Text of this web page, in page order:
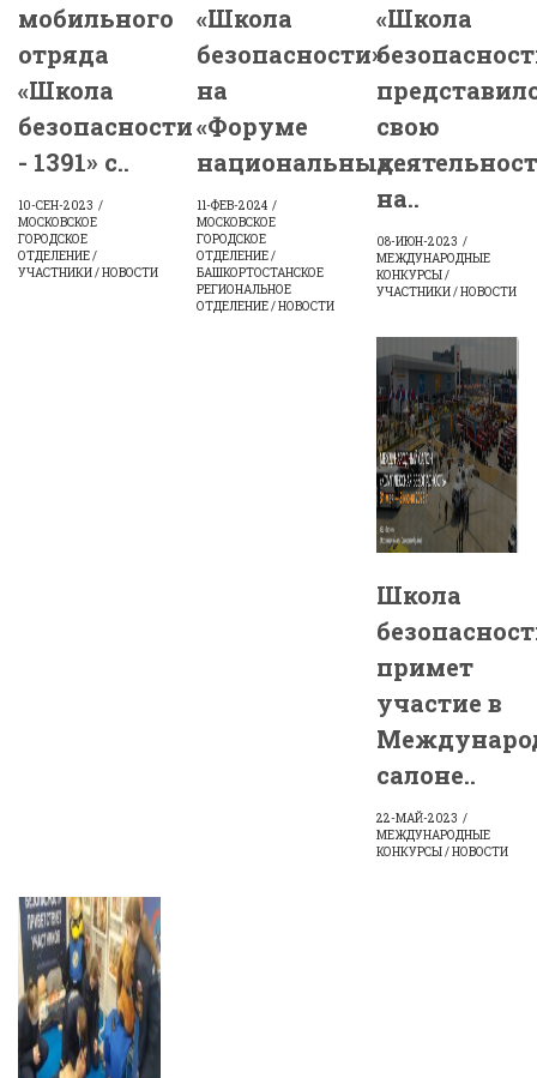
мобильного
отряда
«Школа
безопасности
- 1391» с..
10-СЕН-2023
МОСКОВСКОЕ
ГОРОДСКОЕ
ОТДЕЛЕНИЕ /
УЧАСТНИКИ / НОВОСТИ
«Школа
безопасности»
на
«Форуме
национальных..
11-ФЕВ-2024
МОСКОВСКОЕ
ГОРОДСКОЕ
ОТДЕЛЕНИЕ /
БАШКОРТОСТАНСКОЕ
РЕГИОНАЛЬНОЕ
ОТДЕЛЕНИЕ / НОВОСТИ
«Школа
свою
на..
08-ИЮН-2023
МЕЖДУНАРОДНЫЕ
КОНКУРСЫ /
УЧАСТНИКИ / НОВОСТИ
Школа
примет
участие в
салоне..
22-МАЙ-2023
МЕЖДУНАРОДНЫЕ
КОНКУРСЫ / НОВОСТИ